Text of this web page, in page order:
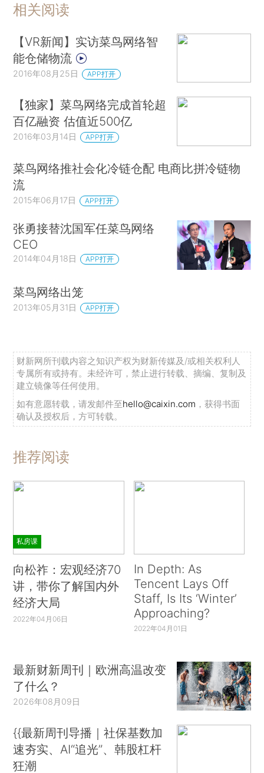
相关阅读
【VR新闻】实访菜鸟网络智
能仓储物流
2016年08月25日 APP打开
【独家】菜鸟网络完成首轮超
百亿融资 估值近500亿
2016年03月14日 APP打开
菜鸟网络推社会化冷链仓配 电商比拼冷链物
流
2015年06月17日 APP打开
张勇接替沈国军任菜鸟网络
CEO
2014年04月18日 APP打开
菜鸟网络出笼
2013年05月31日 APP打开
财新网所刊载内容之知识产权为财新传媒及/或相关权利人
专属所有或持有。未经许可，禁止进行转载、摘编、复制及
建立镜像等任何使用。
如有意愿转载，请发邮件至hello@caixin.com ，获得书面
确认及授权后，方可转载。
推荐阅读
私房课
向松祚：宏观经济70
讲，带你了解国内外
经济大局
2022年04月06日
In Depth: As
Tencent Lays Off
Staff, Is Its ‘Winter’
Approaching?
2022年04月01日
最新财新周刊｜欧洲高温改变
了什么？
2026年08月09日
{{最新周刊导播｜社保基数加
速夯实、AI“追光”、韩股杠杆
狂潮